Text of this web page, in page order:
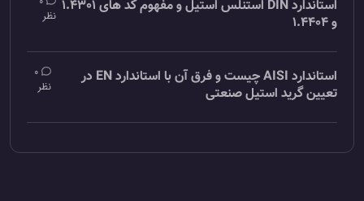
استاندارد DIN استنلس استیل و مفهوم کد های 1.4301
و 1.4404
نظر
استاندارد AISI چیست و فرق آن با استاندارد EN در
تعیین گرید استیل صنعتی
0
نظر